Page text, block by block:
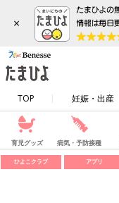
×
TOP 妊娠・出産
育児グッズ 病気・予防接種
ひよこクラブ アプリ